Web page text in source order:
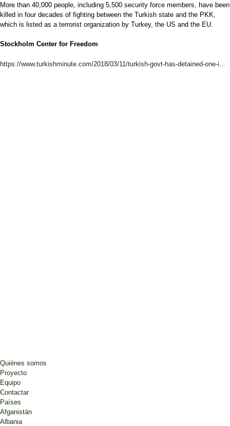
More than 40,000 people, including 5,500 security force members, have been
killed in four decades of fighting between the Turkish state and the PKK,
which is listed as a terrorist organization by Turkey, the US and the EU.
Stockholm Center for Freedom
https://www.turkishminute.com/2018/03/11/turkish-govt-has-detained-one-i...
Quiénes somos
Proyecto
Equipo
Contactar
Países
Afganistán
Albania